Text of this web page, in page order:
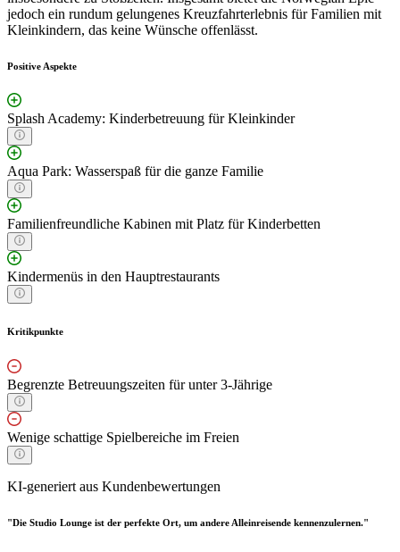
jedoch ein rundum gelungenes Kreuzfahrterlebnis für Familien mit
Kleinkindern, das keine Wünsche offenlässt.
Positive Aspekte
Splash Academy: Kinderbetreuung für Kleinkinder
Aqua Park: Wasserspaß für die ganze Familie
Familienfreundliche Kabinen mit Platz für Kinderbetten
Kindermenüs in den Hauptrestaurants
Kritikpunkte
Begrenzte Betreuungszeiten für unter 3-Jährige
Wenige schattige Spielbereiche im Freien
KI-generiert aus Kundenbewertungen
"Die Studio Lounge ist der perfekte Ort, um andere Alleinreisende kennenzulernen."